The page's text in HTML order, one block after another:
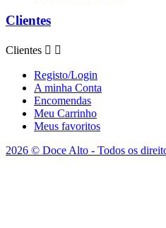
Clientes
Clientes  
Registo/Login
A minha Conta
Encomendas
Meu Carrinho
Meus favoritos
2026 © Doce Alto - Todos os